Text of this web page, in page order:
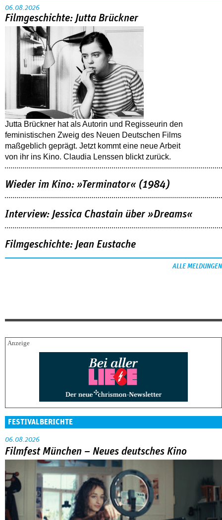
06.08.2026
Filmgeschichte: Jutta Brückner
Jutta Brückner hat als Autorin und Regisseurin den
feministischen Zweig des Neuen Deutschen Films
maßgeblich geprägt. Jetzt kommt eine neue Arbeit
von ihr ins Kino. Claudia Lenssen blickt zurück.
Wieder im Kino: »Terminator« (1984)
Interview: Jessica Chastain über »Dreams«
Filmgeschichte: Jean Eustache
ALLE MELDUNGEN
FESTIVALBERICHTE
06.08.2026
Filmfest München – Neues deutsches Kino